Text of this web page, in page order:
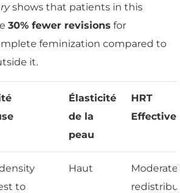
shows that patients in this
30% fewer revisions for
feminization compared to
it.
Élasticité
de la
peau
HRT
to
Haut
Moderate